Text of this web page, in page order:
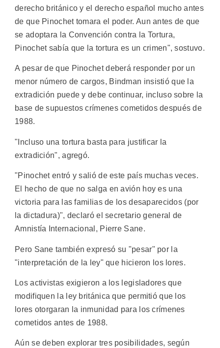
derecho británico y el derecho español mucho antes
de que Pinochet tomara el poder. Aun antes de que
se adoptara la Convención contra la Tortura,
Pinochet sabía que la tortura es un crimen", sostuvo.
A pesar de que Pinochet deberá responder por un
menor número de cargos, Bindman insistió que la
extradición puede y debe continuar, incluso sobre la
base de supuestos crímenes cometidos después de
1988.
"Incluso una tortura basta para justificar la
extradición", agregó.
"Pinochet entró y salió de este país muchas veces.
El hecho de que no salga en avión hoy es una
victoria para las familias de los desaparecidos (por
la dictadura)", declaró el secretario general de
Amnistía Internacional, Pierre Sane.
Pero Sane también expresó su "pesar" por la
"interpretación de la ley" que hicieron los lores.
Los activistas exigieron a los legisladores que
modifiquen la ley británica que permitió que los
lores otorgaran la inmunidad para los crímenes
cometidos antes de 1988.
Aún se deben explorar tres posibilidades, según